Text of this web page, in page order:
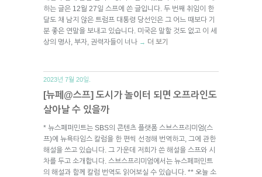
하는 글은 12월 27일 스프에 쓴 글입니다. 두 번째 취임이 한
달도 채 남지 않은 트럼프 대통령 당선인은 그 어느 때보다 기
분 좋은 연말을 보내고 있습니다. 미국은 말할 것도 없고 이 세
상의 명사, 부자, 권력자들이 너나 → 더 보기
2023년 7월 20일.
[뉴페@스프] 도시가 놀이터 되면 오프라인도
살아날 수 있을까
* 뉴스페퍼민트는 SBS의 콘텐츠 플랫폼 스브스프리미엄(스
프)에 뉴욕타임스 칼럼을 한 편씩 선정해 번역하고, 그에 관한
해설을 쓰고 있습니다. 그 가운데 저희가 쓴 해설을 스프와 시
차를 두고 소개합니다. 스브스프리미엄에서는 뉴스페퍼민트
의 해설과 함께 칼럼 번역도 읽어보실 수 있습니다. ** 오늘 소